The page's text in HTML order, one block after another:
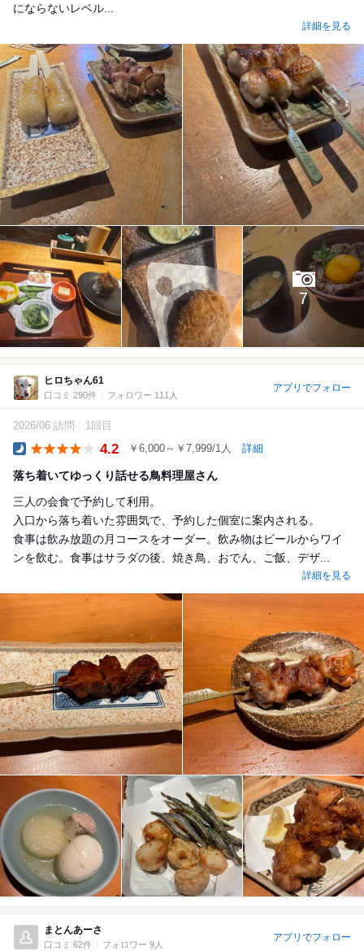
にならないレベル...
詳細を見る
7
ヒロちゃん61
口コミ 290件 フォロワー 111人
アプリでフォロー
2026/06 訪問 1回目
4.2 ￥6,000～￥7,999/1人 詳細
落ち着いてゆっくり話せる鳥料理屋さん
三人の会食で予約して利用。
入口から落ち着いた雰囲気で、予約した個室に案内される。
食事は飲み放題の月コースをオーダー。飲み物はビールからワイ
ンを飲む。食事はサラダの後、焼き鳥、おでん、ご飯、デザ...
詳細を見る
まとんあーさ
口コミ 62件 フォロワー 9人
アプリでフォロー